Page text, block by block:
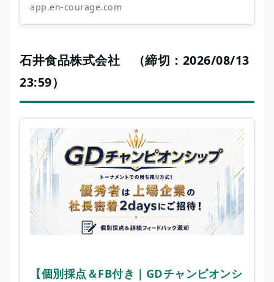
app.en-courage.com
石井食品株式会社 （締切：2026/08/13
23:59）
【個別採点＆FB付き｜GDチャンピオンシ